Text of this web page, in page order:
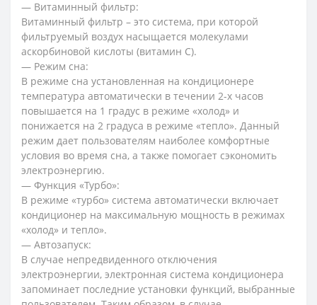
— Витаминный фильтр:
Витаминный фильтр – это система, при которой
фильтруемый воздух насыщается молекулами
аскорбиновой кислоты (витамин C).
— Режим сна:
В режиме сна установленная на кондиционере
температура автоматически в течении 2-х часов
повышается на 1 градус в режиме «холод» и
понижается на 2 градуса в режиме «тепло». Данный
режим дает пользователям наиболее комфортные
условия во время сна, а также помогает сэкономить
электроэнергию.
— Функция «Турбо»:
В режиме «турбо» система автоматически включает
кондиционер на максимальную мощность в режимах
«холод» и тепло».
— Автозапуск:
В случае непредвиденного отключения
электроэнергии, электронная система кондиционера
запоминает последние установки функций, выбранные